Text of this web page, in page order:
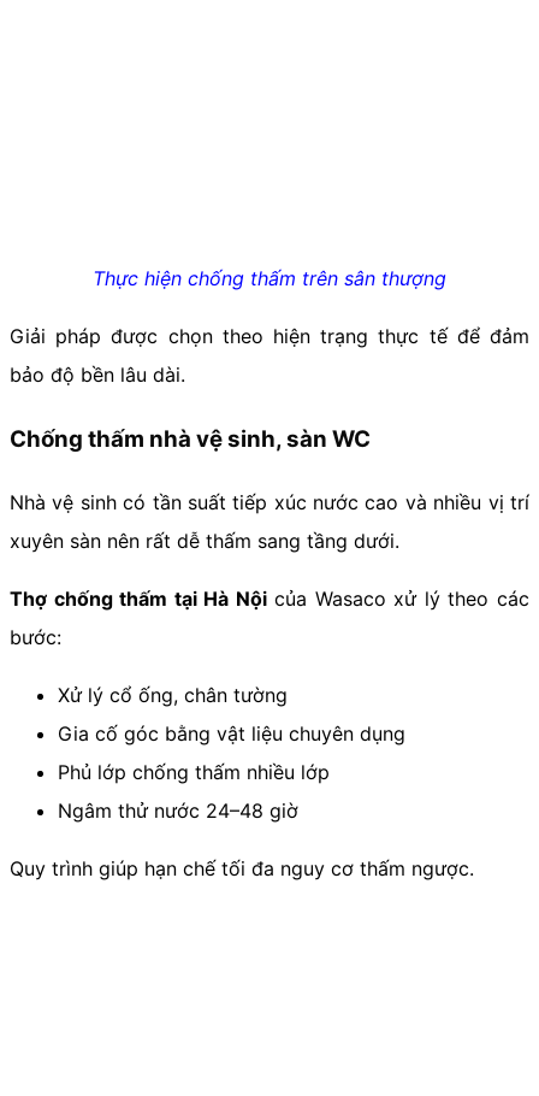
Thực hiện chống thấm trên sân thượng
Giải pháp được chọn theo hiện trạng thực tế để đảm
bảo độ bền lâu dài.
Chống thấm nhà vệ sinh, sàn WC
Nhà vệ sinh có tần suất tiếp xúc nước cao và nhiều vị trí
xuyên sàn nên rất dễ thấm sang tầng dưới.
Thợ chống thấm tại Hà Nộicủa Wasaco xử lý theo các
bước:
Xử lý cổ ống, chân tường
Gia cố góc bằng vật liệu chuyên dụng
Phủ lớp chống thấm nhiều lớp
Ngâm thử nước 24–48 giờ
Quy trình giúp hạn chế tối đa nguy cơ thấm ngược.